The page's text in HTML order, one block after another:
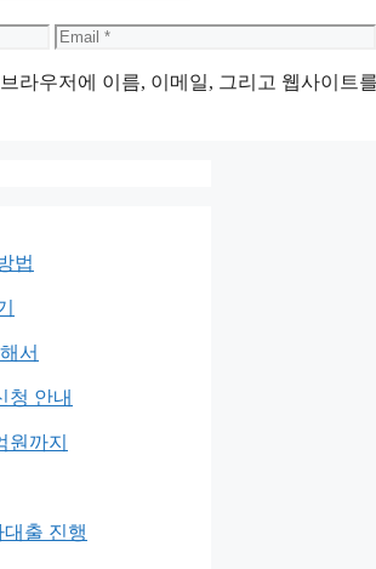
Email
라우저에 이름, 이메일, 그리고 웹사이트
법
서
청 안내
원까지
출 진행